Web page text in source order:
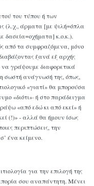
του τύπου ή των
(λ.χ., άρματα [με ψιλή=όπλα
δασεία=οχήματα] κ.ο.κ.).
από τα συμφραζόμενα, μόνο
ξανά εξ αρχής
γράψουμε διαφορετικά
σωστή ανάγνωσή της, όπως,
«γιατί» θα μπορούσα
«διότι»· ή στο παράδειγμα
«από εδώ κι από εκεί» ή
(!)» - αλλά θα ήμουν ίσως
περιπτώσεις, την
ένα κείμενο.
για την επιλογή της
σου αναπάντητη. Μένει